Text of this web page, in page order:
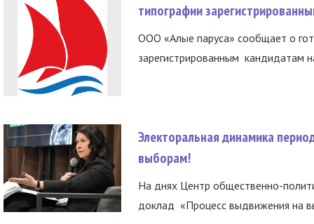
типографии
ООО «Алые паруса» сообщает о
зарегистрированным кандидатам
Электоральная динамика
выборам!
На днях Центр общественно-
доклад «Процесс выдвижения на